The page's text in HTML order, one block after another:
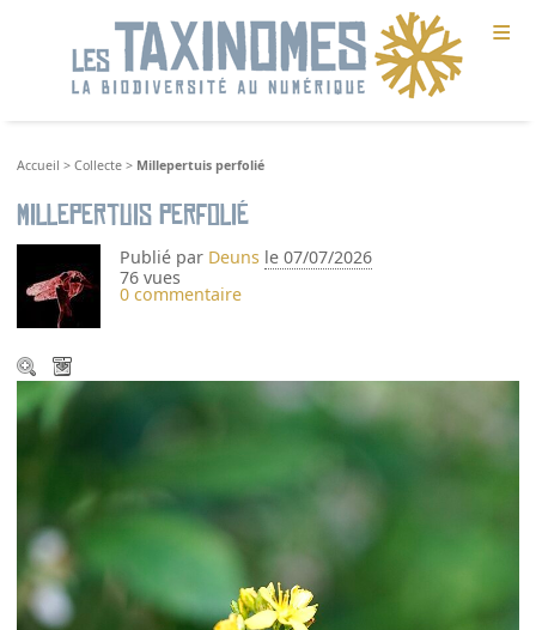
≡
Accueil >Collecte > Millepertuis perfolié
Millepertuis perfolié
Publié par Deuns le 07/07/2026
76 vues
0 commentaire